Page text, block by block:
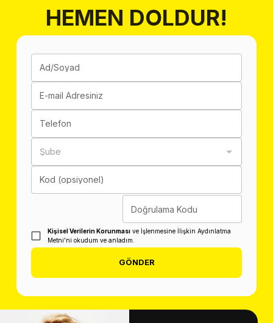
HEMEN DOLDUR!
Ad/Soyad
E-mail Adresiniz
Telefon
Şube
Kod (opsiyonel)
Doğrulama Kodu
Kişisel Verilerin Korunması ve İşlenmesine İlişkin Aydınlatma
Metni'ni okudum ve anladım.
GÖNDER